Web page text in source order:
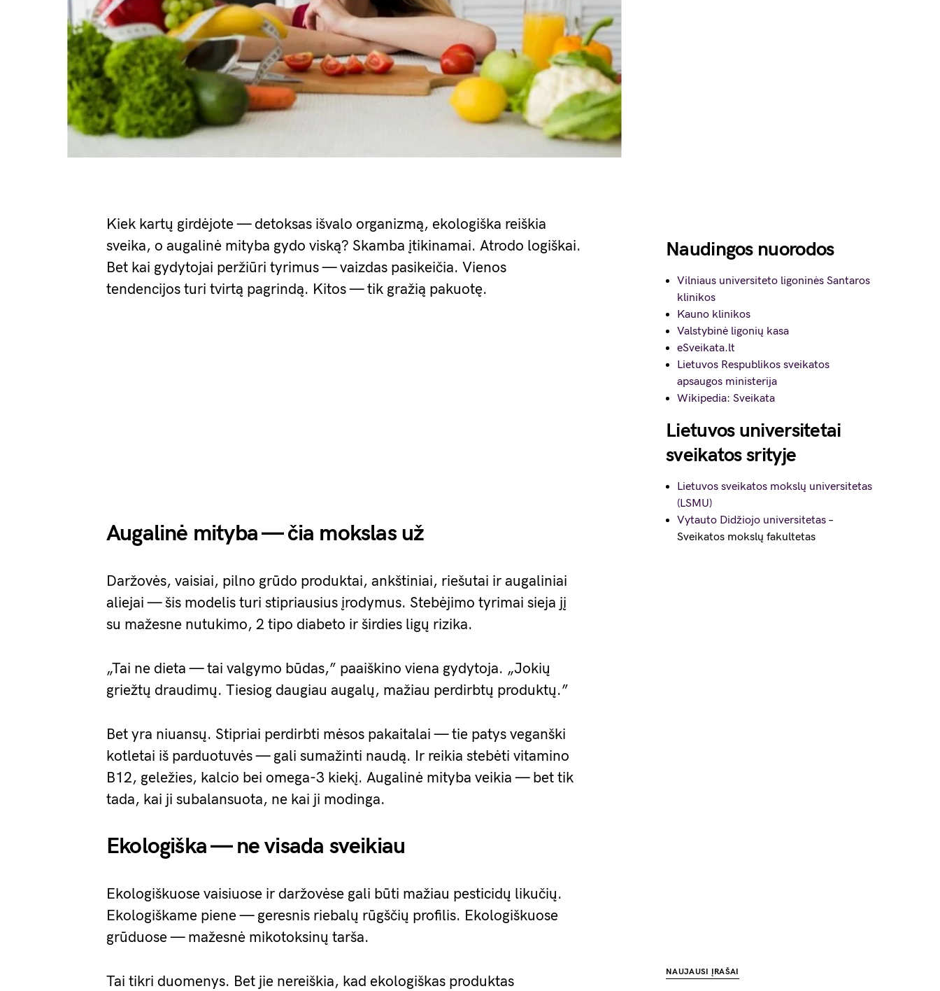
Kiek kartų girdėjote — detoksas išvalo organizmą, ekologiška reiškia
sveika, o augalinė mityba gydo viską? Skamba įtikinamai. Atrodo logiškai.
Bet kai gydytojai peržiūri tyrimus — vaizdas pasikeičia. Vienos
tendencijos turi tvirtą pagrindą. Kitos — tik gražią pakuotę.
Augalinė mityba — čia mokslas už
Daržovės, vaisiai, pilno grūdo produktai, ankštiniai, riešutai ir augaliniai
aliejai — šis modelis turi stipriausius įrodymus. Stebėjimo tyrimai sieja jį
su mažesne nutukimo, 2 tipo diabeto ir širdies ligų rizika.
„Tai ne dieta — tai valgymo būdas,” paaiškino viena gydytoja. „Jokių
griežtų draudimų. Tiesiog daugiau augalų, mažiau perdirbtų produktų.”
Bet yra niuansų. Stipriai perdirbti mėsos pakaitalai — tie patys veganški
kotletai iš parduotuvės — gali sumažinti naudą. Ir reikia stebėti vitamino
B12, geležies, kalcio bei omega-3 kiekį. Augalinė mityba veikia — bet tik
tada, kai ji subalansuota, ne kai ji modinga.
Ekologiška — ne visada sveikiau
Ekologiškuose vaisiuose ir daržovėse gali būti mažiau pesticidų likučių.
Ekologiškame piene — geresnis riebalų rūgščių profilis. Ekologiškuose
grūduose — mažesnė mikotoksinų tarša.
Tai tikri duomenys. Bet jie nereiškia, kad ekologiškas produktas
Naudingos nuorodos
Vilniaus universiteto ligoninės Santaros
klinikos
Kauno klinikos
Valstybinė ligonių kasa
eSveikata.lt
Lietuvos Respublikos sveikatos
apsaugos ministerija
Wikipedia: Sveikata
Lietuvos universitetai
sveikatos srityje
Lietuvos sveikatos mokslų universitetas
(LSMU)
Vytauto Didžiojo universitetas –
Sveikatos mokslų fakultetas
NAUJAUSI ĮRAŠAI